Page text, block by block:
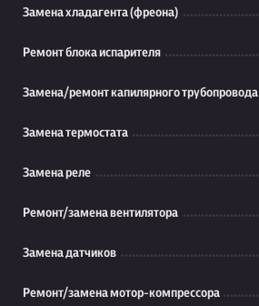
Замена хладагента (фреона)
Ремонт блока испарителя
Замена/ремонт капилярного трубопровода
Замена термостата
Замена реле
Ремонт/замена вентилятора
Замена датчиков
Ремонт/замена мотор-компрессора